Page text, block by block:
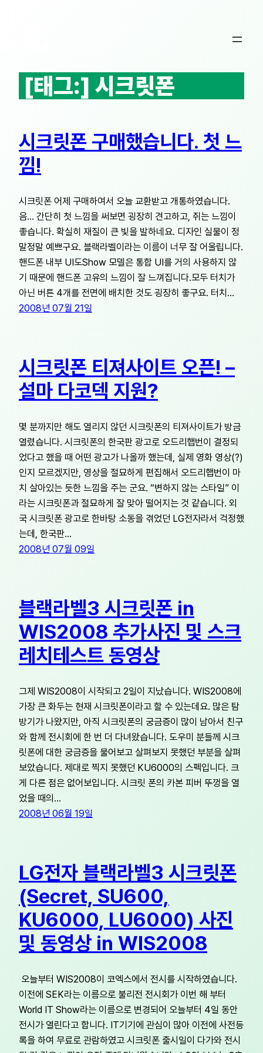
[태그:] 시크릿폰
시크릿폰 구매했습니다. 첫 느
낌!
시크릿폰 어제 구매하여서 오늘 교환받고 개통하였습니다.
음… 간단히 첫 느낌을 써보면 굉장히 견고하고, 쥐는 느낌이
좋습니다. 확실히 재질이 큰 빛을 발하네요. 디자인 실물이 정
말정말 예쁘구요. 블랙라벨이라는 이름이 너무 잘 어울립니다.
핸드폰 내부 UI도Show 모델은 통합 UI를 거의 사용하지 않
기 때문에 핸드폰 고유의 느낌이 잘 느껴집니다.모두 터치가
아닌 버튼 4개를 전면에 배치한 것도 굉장히 좋구요. 터치…
2008년 07월 21일
시크릿폰 티져사이트 오픈! –
설마 다코덱 지원?
몇 분까지만 해도 열리지 않던 시크릿폰의 티져사이트가 방금
열렸습니다. 시크릿폰의 한국판 광고로 오드리햅번이 결정되
었다고 했을 때 어떤 광고가 나올까 했는데, 실제 영화 영상(?)
인지 모르겠지만, 영상을 절묘하게 편집해서 오드리햅번이 마
치 살아있는 듯한 느낌을 주는 군요. “변하지 않는 스타일” 이
라는 시크릿폰과 절묘하게 잘 맞아 떨어지는 것 같습니다. 외
국 시크릿폰 광고로 한바탕 소동을 겪었던 LG전자라서 걱정했
는데, 한국판…
2008년 07월 09일
블랙라벨3 시크릿폰 in
WIS2008 추가사진 및 스크
레치테스트 동영상
그제 WIS2008이 시작되고 2일이 지났습니다. WIS2008에
가장 큰 화두는 현재 시크릿폰이라고 할 수 있는데요. 많은 탐
방기가 나왔지만, 아직 시크릿폰의 궁금증이 많이 남아서 친구
와 함께 전시회에 한 번 더 다녀왔습니다. 도우미 분들께 시크
릿폰에 대한 궁금증을 물어보고 살펴보지 못했던 부분을 살펴
보았습니다. 제대로 찍지 못했던 KU6000의 스펙입니다. 크
게 다른 점은 없어보입니다. 시크릿 폰의 카본 피버 뚜껑을 열
었을 때의…
2008년 06월 19일
LG전자 블랙라벨3 시크릿폰
(Secret, SU600,
KU6000, LU6000) 사진
및 동영상 in WIS2008
오늘부터 WIS2008이 코엑스에서 전시를 시작하였습니다.
이전에 SEK라는 이름으로 불리전 전시회가 이번 해 부터
World IT Show라는 이름으로 변경되어 오늘부터 4일 동안
전시가 열린다고 합니다. IT기기에 관심이 많아 이전에 사전등
록을 하여 무료로 관람하였고 시크릿폰 출시일이 다가와 전시